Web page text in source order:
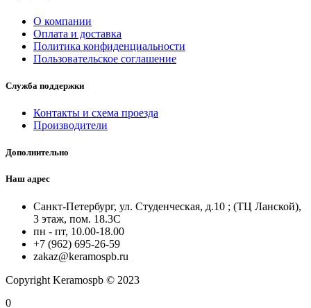
О компании
Оплата и доставка
Политика конфиденциальности
Пользовательское соглашение
Служба поддержки
Контакты и схема проезда
Производители
Дополнительно
Наш адрес
Санкт-Петербург, ул. Студенческая, д.10 ; (ТЦ Ланской),
3 этаж, пом. 18.3С
пн - пт, 10.00-18.00
+7 (962) 695-26-59
zakaz@keramospb.ru
Copyright Keramospb © 2023
0